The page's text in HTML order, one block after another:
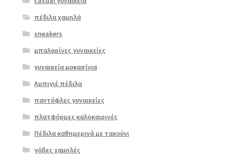
πέδιλα χαμηλά
sneakers
μπαλαρίνες γυναικείες
γυναικεία μοκασίνια
Αμπιγιέ πέδιλα
παντόφλες γυναικείες
πλατφόρμες καλοκαιρινές
Πέδιλα καθημερινά με τακούνι
γόβες χαμηλές